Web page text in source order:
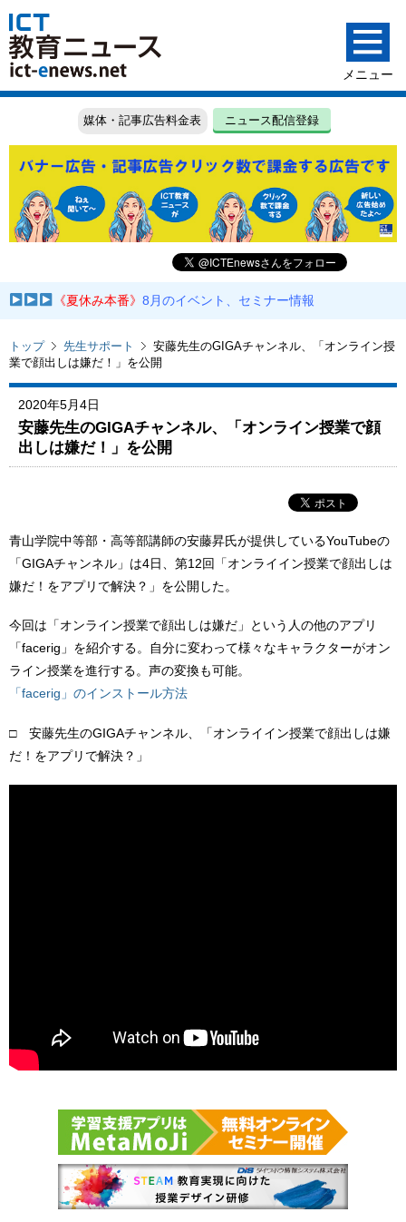
媒体・記事広告料金表 ニュース配信登録
《夏休み本番》8月のイベント、セミナー情報
トップ 先生サポート
安藤先生のGIGAチャンネル、「オンライン授
業で顔出しは嫌だ！」を公開
2020年5月4日
安藤先生のGIGAチャンネル、「オンライン授業で顔
出しは嫌だ！」を公開
青山学院中等部・高等部講師の安藤昇氏が提供しているYouTubeの
「GIGAチャンネル」は4日、第12回「オンライイン授業で顔出しは
嫌だ！をアプリで解決？」を公開した。
今回は「オンライン授業で顔出しは嫌だ」という人の他のアプリ
「facerig」を紹介する。自分に変わって様々なキャラクターがオン
ライン授業を進行する。声の変換も可能。
「facerig」のインストール方法
□ 安藤先生のGIGAチャンネル、「オンライイン授業で顔出しは嫌
だ！をアプリで解決？」